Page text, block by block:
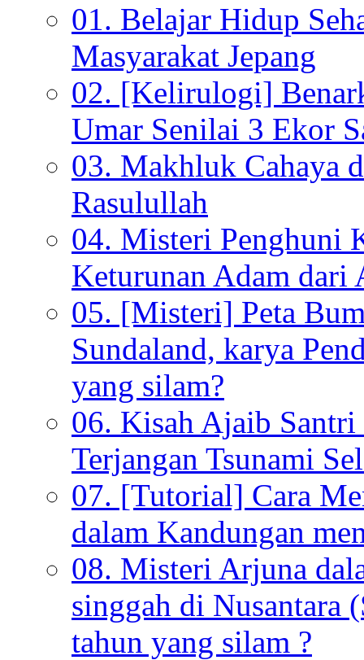
01. Belajar Hidup
Masyarakat Jepang
02. [Kelirulogi]
Umar Senilai 3 Ekor
03. Makhluk Cahaya
Rasulullah
04. Misteri Penghuni
Keturunan Adam dari
05. [Misteri] Peta
Sundaland, karya
yang silam?
06. Kisah Ajaib
Terjangan Tsunami
07. [Tutorial] Cara
dalam Kandungan
08. Misteri Arjuna
singgah di Nusantara
tahun yang silam ?